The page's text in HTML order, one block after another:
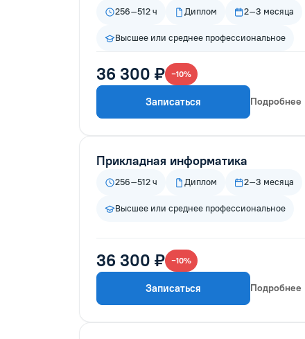
256–512 ч Диплом 2–3 месяца
Высшее или среднее профессиональное
36 300 ₽ −10%
Записаться Подробнее
Прикладная информатика
256–512 ч Диплом 2–3 месяца
Высшее или среднее профессиональное
36 300 ₽ −10%
Записаться Подробнее